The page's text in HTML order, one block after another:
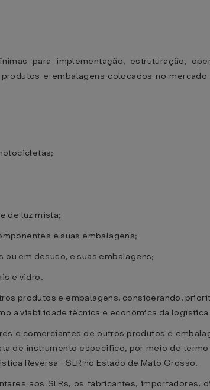
para implementação, estruturação,
e embalagens colocados no
de luz mista;
e suas embalagens;
em desuso, e suas embalagens;
e vidro.
produtos e embalagens, considerando,
a viabilidade técnica e econômica da logística
e comerciantes de outros produtos e
de instrumento específico, por meio de
Reversa - SLR no Estado de Mato Grosso.
aos SLRs, os fabricantes,